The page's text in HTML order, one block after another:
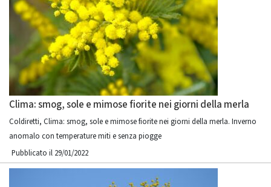
Clima: smog, sole e mimose fiorite nei giorni della merla
Coldiretti, Clima: smog, sole e mimose fiorite nei giorni della merla. Inverno
anomalo con temperature miti e senza piogge
Pubblicato il 29/01/2022